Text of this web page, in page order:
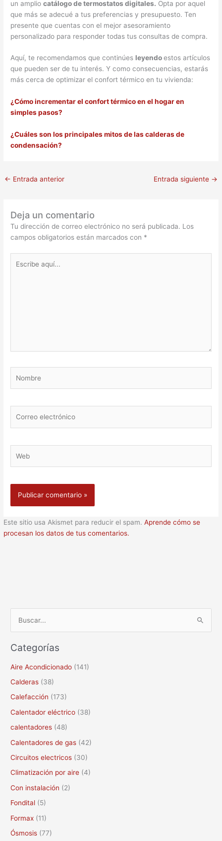
un ampliocatálogo de termostatos digitales. Opta por aquel
que más se adecué a tus preferencias y presupuesto. Ten
presente que cuentas con el mejor asesoramiento
personalizado para responder todas tus consultas de compra.
Aquí, te recomendamos que continúes leyendoestos artículos
que pueden ser de tu interés. Y como consecuencias, estarás
más cerca de optimizar el confort térmico en tu vivienda:
¿Cómo incrementar el confort térmico en el hogar en
simples pasos?
¿Cuáles son los principales mitos de las calderas de
condensación?
← Entrada anterior Entrada siguiente →
Deja un comentario
Tu dirección de correo electrónico no será publicada. Los
campos obligatorios están marcados con *
aquí...
electrónico
Este sitio usa Akismet para reducir el spam.Aprende cómo se
procesan los datos de tus comentarios.
s
o
r
:
Categorías
Aire Acondicionado (141)
Calderas (38)
Calefacción (173)
Calentador eléctrico (38)
calentadores (48)
Calentadores de gas (42)
Circuitos electricos (30)
Climatización por aire (4)
Con instalación (2)
Fondital (5)
Formax (11)
Ósmosis (77)